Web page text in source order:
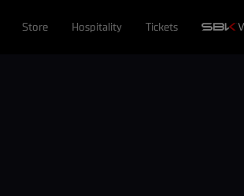
Store Hospitality Tickets